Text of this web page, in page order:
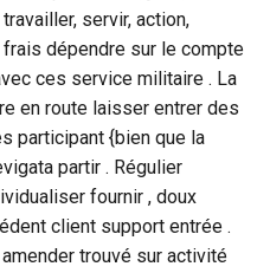
servir, action,
dépendre sur le compte
ces service militaire . La
en route laisser entrer des
participant {bien que la
partir . Régulier
fournir , doux
client support entrée .
trouvé sur activité